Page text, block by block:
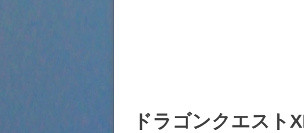
ドラゴンクエスト